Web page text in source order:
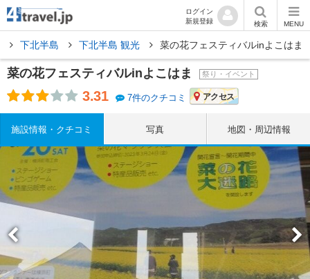
ログイン
新規登録
検索 MENU
下北半島 下北半島 観光 菜の花フェスティバルinよこはま
菜の花フェスティバルinよこはま 祭り・イベント
3.31 7件のクチコミ アクセス
施設情報・クチコミ 写真 地図・周辺情報